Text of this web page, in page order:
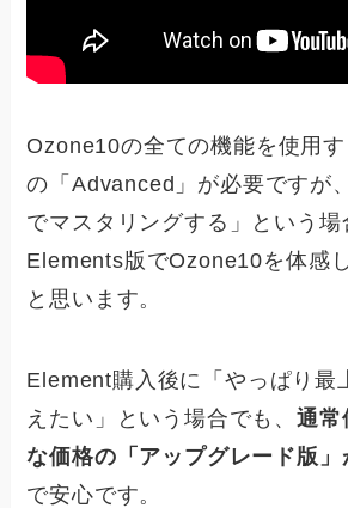
Ozone10の全ての機能を使用
の「Advanced」が必要ですが
でマスタリングする」という場
Elements版でOzone10を体感
と思います。
Element購入後に「やっぱり最
えたい」という場合でも、通常
な価格の「アップグレード版」
で安心です。